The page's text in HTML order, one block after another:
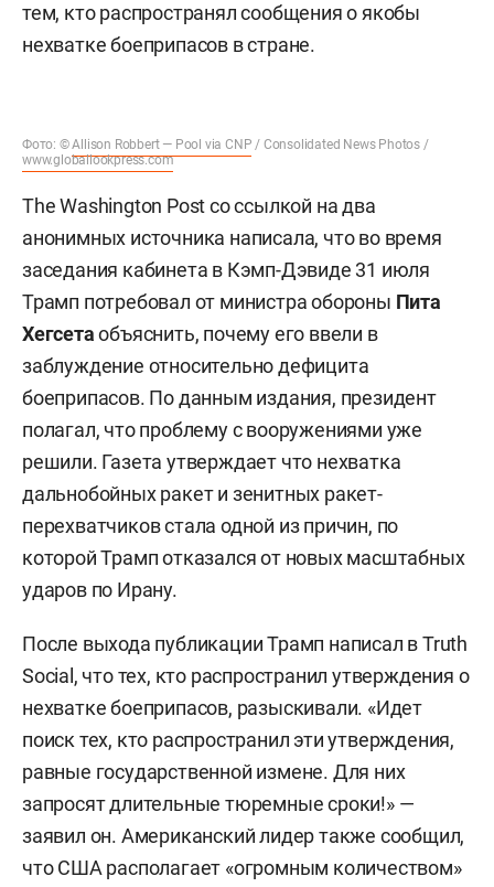
тем, кто распространял сообщения о якобы
нехватке боеприпасов в стране.
Фото: ©Allison Robbert — Pool via CNP / Consolidated News Photos /
www.globallookpress.com
The Washington Post со ссылкой на два
анонимных источника написала, что во время
заседания кабинета в Кэмп-Дэвиде 31 июля
Трамп потребовал от министра обороны Пита
Хегсетаобъяснить, почему его ввели в
заблуждение относительно дефицита
боеприпасов. По данным издания, президент
полагал, что проблему с вооружениями уже
решили. Газета утверждает что нехватка
дальнобойных ракет и зенитных ракет-
перехватчиков стала одной из причин, по
которой Трамп отказался от новых масштабных
ударов по Ирану.
После выхода публикации Трамп написал в Truth
Social, что тех, кто распространил утверждения о
нехватке боеприпасов, разыскивали. «Идет
поиск тех, кто распространил эти утверждения,
равные государственной измене. Для них
запросят длительные тюремные сроки!» —
заявил он. Американский лидер также сообщил,
что США располагает «огромным количеством»